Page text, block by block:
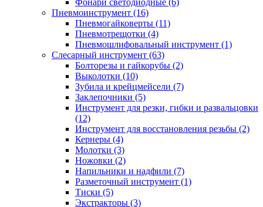
Пневмоинструмент (16)
Пневмогайковерты (11)
Пневмотрещотки (4)
Пневмошлифовальный инструмент (1)
Слесарный инструмент (63)
Болторезы и гайкорубы (2)
Выколотки (10)
Зубила и крейцмейсели (7)
Заклепочники (5)
Инструмент для резки, гибки и развальцовки
(12)
Инструмент для восстановления резьбы (2)
Кернеры (4)
Молотки (3)
Ножовки (2)
Напильники и надфили (7)
Разметочный инструмент (1)
Тиски (5)
Экстракторы (3)